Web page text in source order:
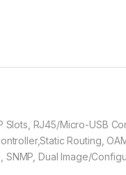
RJ45/Micro-USB
Routing,
SNMP, Dual Image/